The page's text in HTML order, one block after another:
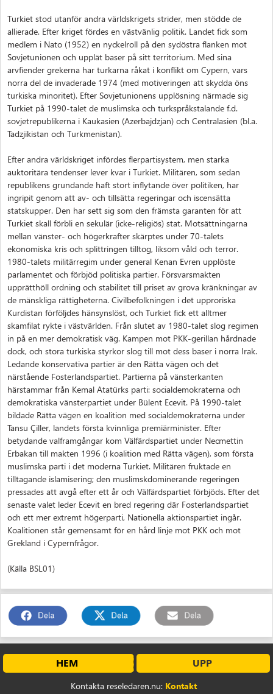
Turkiet stod utanför andra världskrigets strider, men stödde de
allierade. Efter kriget fördes en västvänlig politik. Landet fick som
medlem i Nato (1952) en nyckelroll på den sydöstra flanken mot
Sovjetunionen och upplät baser på sitt territorium. Med sina
arvfiender grekerna har turkarna råkat i konflikt om Cypern, vars
norra del de invaderade 1974 (med motiveringen att skydda öns
turkiska minoritet). Efter Sovjetunionens upplösning närmade sig
Turkiet på 1990-talet de muslimska och turkspråkstalande f.d.
sovjetrepublikerna i Kaukasien (Azerbajdzjan) och Centralasien (bl.a.
Tadzjikistan och Turkmenistan).
Efter andra världskriget infördes flerpartisystem, men starka
auktoritära tendenser lever kvar i Turkiet. Militären, som sedan
republikens grundande haft stort inflytande över politiken, har
ingripit genom att av- och tillsätta regeringar och iscensätta
statskupper. Den har sett sig som den främsta garanten för att
Turkiet skall förbli en sekulär (icke-religiös) stat. Motsättningarna
mellan vänster- och högerkrafter skärptes under 70-talets
ekonomiska kris och splittringen tilltog, liksom våld och terror.
1980-talets militärregim under general Kenan Evren upplöste
parlamentet och förbjöd politiska partier. Försvarsmakten
upprätthöll ordning och stabilitet till priset av grova kränkningar av
de mänskliga rättigheterna. Civilbefolkningen i det upproriska
Kurdistan förföljdes hänsynslöst, och Turkiet fick ett alltmer
skamfilat rykte i västvärlden. Från slutet av 1980-talet slog regimen
in på en mer demokratisk väg. Kampen mot PKK-gerillan hårdnade
dock, och stora turkiska styrkor slog till mot dess baser i norra Irak.
Ledande konservativa partier är den Rätta vägen och det
närstående Fosterlandspartiet. Partierna på vänsterkanten
härstammar från Kemal Atatürks parti: socialdemokraterna och
demokratiska vänsterpartiet under Bülent Ecevit. På 1990-talet
bildade Rätta vägen en koalition med socialdemokraterna under
Tansu Çiller, landets första kvinnliga premiärminister. Efter
betydande valframgångar kom Välfärdspartiet under Necmettin
Erbakan till makten 1996 (i koalition med Rätta vägen), som första
muslimska parti i det moderna Turkiet. Militären fruktade en
tilltagande islamisering; den muslimskdominerande regeringen
pressades att avgå efter ett år och Välfärdspartiet förbjöds. Efter det
senaste valet leder Ecevit en bred regering där Fosterlandspartiet
och ett mer extremt högerparti, Nationella aktionspartiet ingår.
Koalitionen står gemensamt för en hård linje mot PKK och mot
Grekland i Cypernfrågor.
(Källa BSL01)
HEM UPP
Kontakta reseledaren.nu: Kontakt